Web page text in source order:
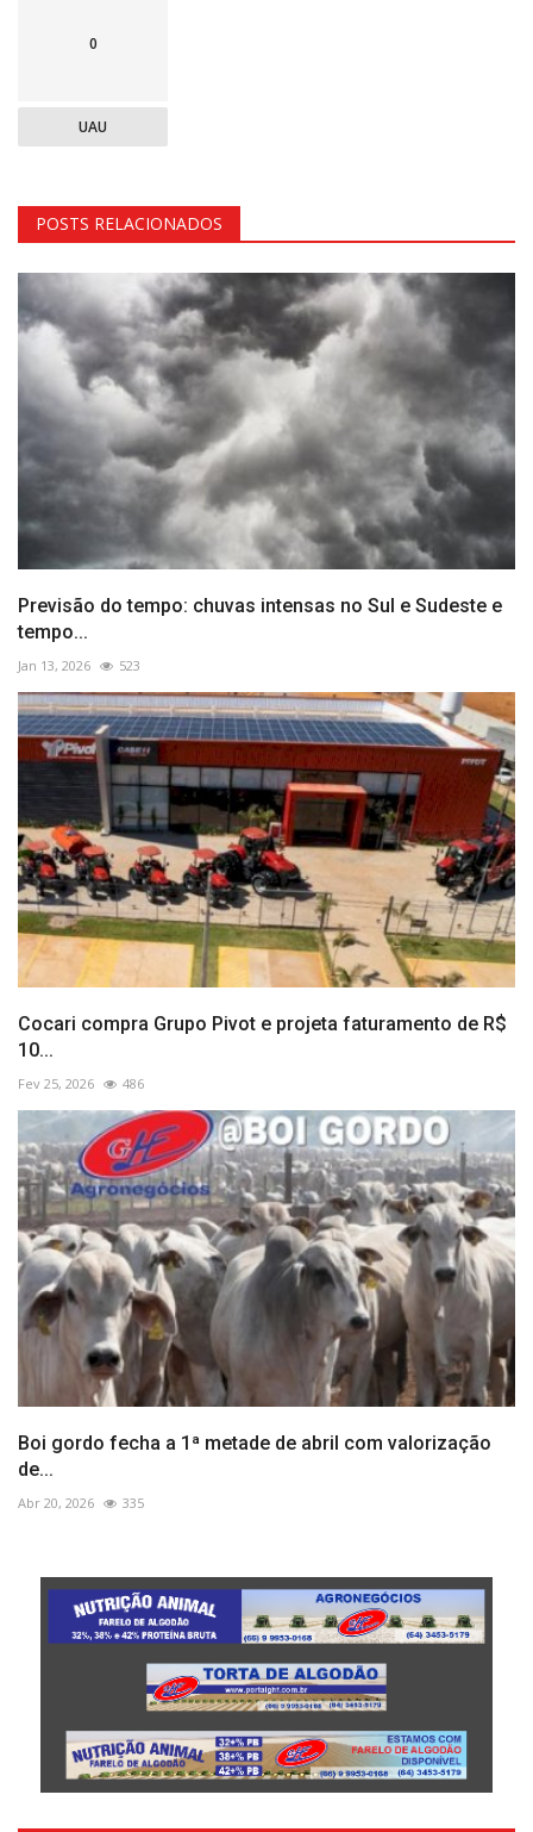
0
UAU
POSTS RELACIONADOS
Previsão do tempo: chuvas intensas no Sul e Sudeste e
tempo...
Jan 13, 2026 523
Cocari compra Grupo Pivot e projeta faturamento de R$
10...
Fev 25, 2026 486
Boi gordo fecha a 1ª metade de abril com valorização
de...
Abr 20, 2026 335